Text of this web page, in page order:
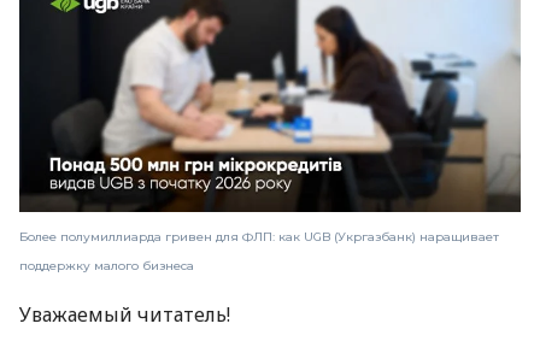
Более полумиллиарда гривен для ФЛП: как UGB (Укргазбанк) наращивает
поддержку малого бизнеса
Уважаемый читатель!